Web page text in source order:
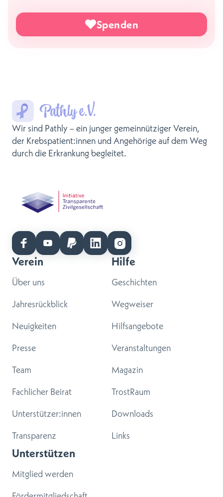
Spenden
Wir sind Pathly – ein junger gemeinnütziger Verein,
der Krebspatient:innen und Angehörige auf dem Weg
durch die Erkrankung begleitet.
Verein
Über uns
Jahresrückblick
Neuigkeiten
Presse
Team
Fachlicher Beirat
Unterstützer:innen
Transparenz
Hilfe
Geschichten
Wegweiser
Hilfsangebote
Veranstaltungen
Magazin
TrostRaum
Downloads
Links
Unterstützen
Mitglied werden